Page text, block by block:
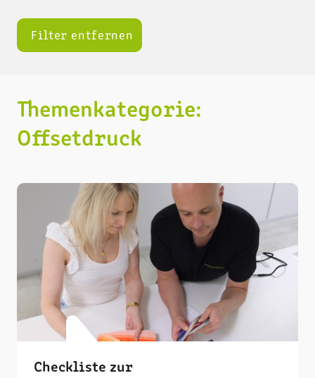
Offsetdruck Vorstufe Versand
Nachhaltigkeit Weiterverarbeitung
AWS Künstliche Intelligenz
App-Entwicklung Web-Entwicklung
SOLOXIO® TYPO3 mobio
Filter entfernen
Themenkategorie:
Offsetdruck
Checkliste zur